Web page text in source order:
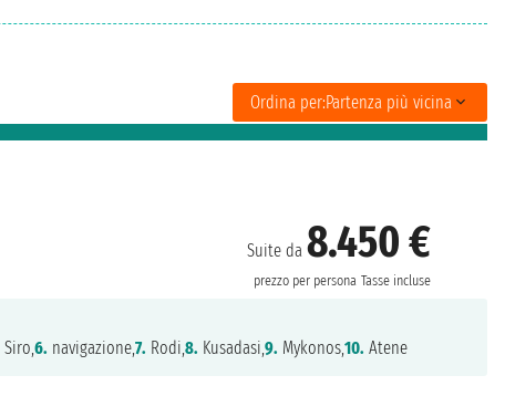
Ordina per:Partenza più vicina
Suite da8.450 €
prezzo per persona Tasse incluse
Siro,6. navigazione,7. Rodi,8. Kusadasi,9. Mykonos,10. Atene